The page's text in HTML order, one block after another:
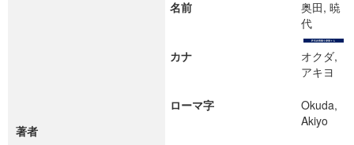
著者
名前
奥田, 暁
代
カナ
オクダ,
アキヨ
ローマ字
Okuda,
Akiyo